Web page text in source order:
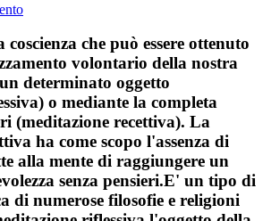
che può essere ottenuto
volontario della nostra
determinato oggetto
o mediante la completa
(meditazione recettiva). La
ha come scopo l'assenza di
alla mente di raggiungere un
senza pensieri.E' un tipo di
di numerose filosofie e religioni